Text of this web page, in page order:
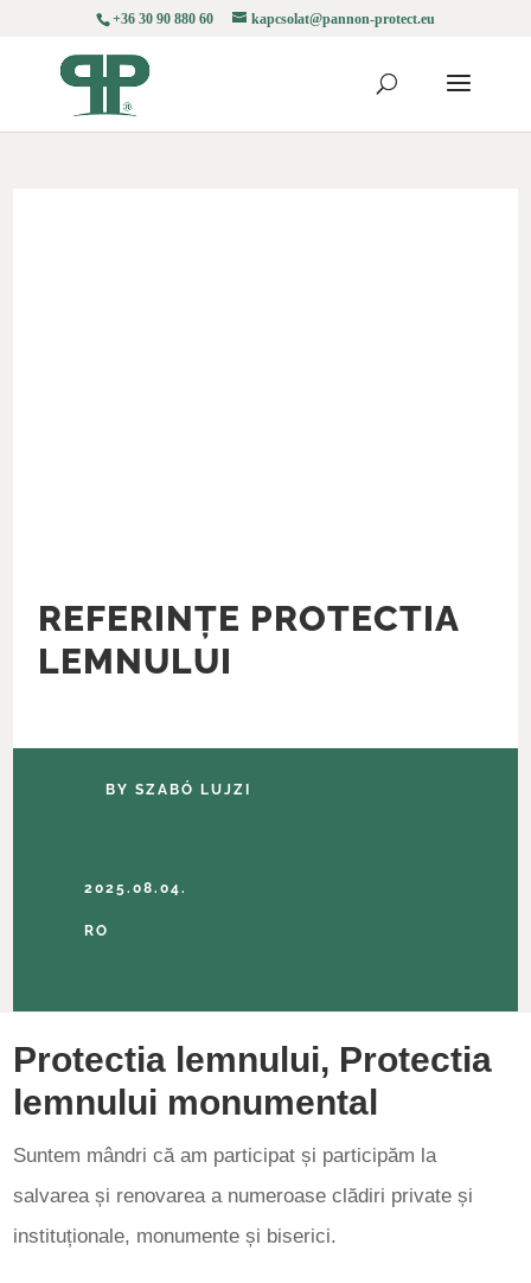
+36 30 90 880 60 kapcsolat@pannon-protect.eu
REFERINȚE PROTECTIA
LEMNULUI
BYSZABÓ LUJZI
2025.08.04.
RO
3
Protectia lemnului, Protectia
lemnului monumental
Suntem mândri că am participat și participăm la
salvarea și renovarea a numeroase clădiri private și
instituționale, monumente și biserici.